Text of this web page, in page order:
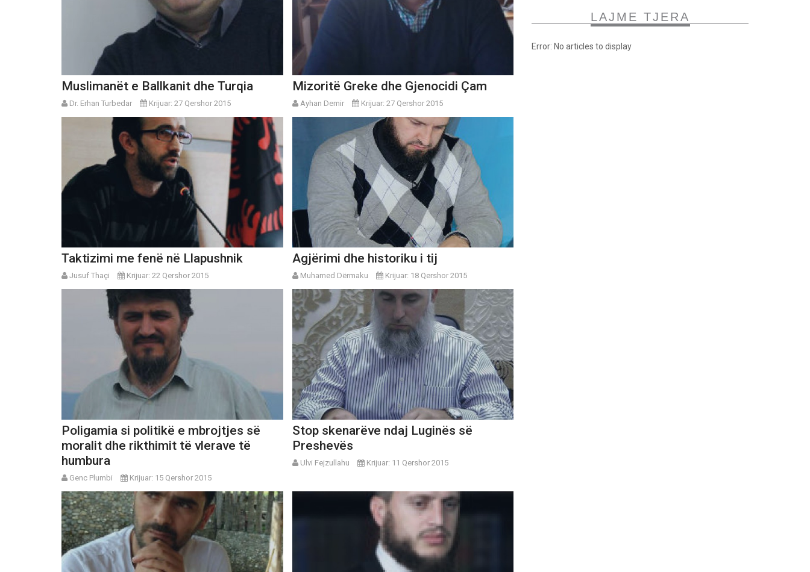
Muslimanët e Ballkanit dhe Turqia
Dr. Erhan Turbedar Krijuar: 27 Qershor 2015
Mizoritë Greke dhe Gjenocidi Çam
Ayhan Demir Krijuar: 27 Qershor 2015
Taktizimi me fenë në Llapushnik
Jusuf Thaçi Krijuar: 22 Qershor 2015
Agjërimi dhe historiku i tij
Muhamed Dërmaku Krijuar: 18 Qershor 2015
Poligamia si politikë e mbrojtjes së
moralit dhe rikthimit të vlerave të
humbura
Genc Plumbi Krijuar: 15 Qershor 2015
Stop skenarëve ndaj Luginës së
Preshevës
Ulvi Fejzullahu Krijuar: 11 Qershor 2015
LAJME TJERA
Error: No articles to display